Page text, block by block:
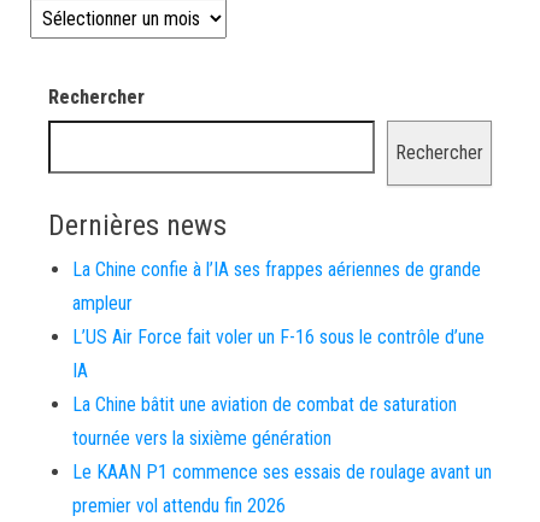
Les news depuis 2008
Rechercher
Rechercher
Dernières news
La Chine confie à l’IA ses frappes aériennes de grande
ampleur
L’US Air Force fait voler un F-16 sous le contrôle d’une
IA
La Chine bâtit une aviation de combat de saturation
tournée vers la sixième génération
Le KAAN P1 commence ses essais de roulage avant un
premier vol attendu fin 2026